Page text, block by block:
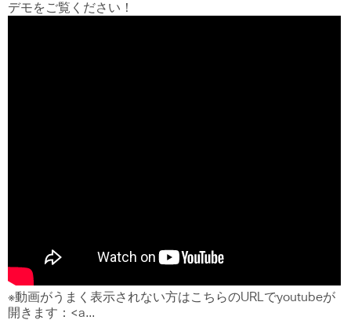
デモをご覧ください！
※動画がうまく表示されない方はこちらのURLでyoutubeが
開きます：<a…